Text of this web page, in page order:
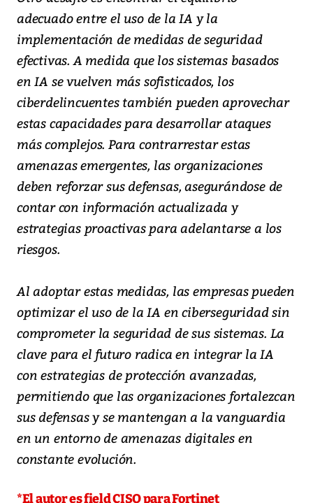
adecuado entre el uso de la IA y la
implementación de medidas de seguridad
efectivas. A medida que los sistemas basados
en IA se vuelven más sofisticados, los
ciberdelincuentes también pueden aprovechar
estas capacidades para desarrollar ataques
más complejos. Para contrarrestar estas
amenazas emergentes, las organizaciones
deben reforzar sus defensas, asegurándose de
contar con información actualizada y
estrategias proactivas para adelantarse a los
riesgos.
Al adoptar estas medidas, las empresas pueden
optimizar el uso de la IA en ciberseguridad sin
comprometer la seguridad de sus sistemas. La
clave para el futuro radica en integrar la IA
con estrategias de protección avanzadas,
permitiendo que las organizaciones fortalezcan
sus defensas y se mantengan a la vanguardia
en un entorno de amenazas digitales en
constante evolución.
*El autor es field CISO para Fortinet